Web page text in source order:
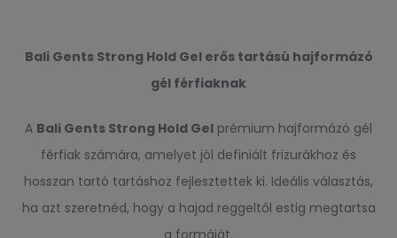
Bali Gents Strong Hold Gel erős tartású hajformázó
gél férfiaknak
A Bali Gents Strong Hold Gel prémium hajformázó gél
férfiak számára, amelyet jól definiált frizurákhoz és
hosszan tartó tartáshoz fejlesztettek ki. Ideális választás,
ha azt szeretnéd, hogy a hajad reggeltől estig megtartsa
a formáját.